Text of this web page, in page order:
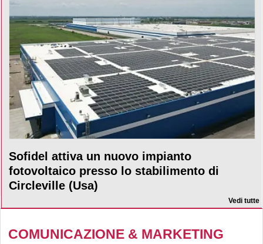
Sofidel attiva un nuovo impianto
fotovoltaico presso lo stabilimento di
Circleville (Usa)
Vedi tutte
COMUNICAZIONE & MARKETING